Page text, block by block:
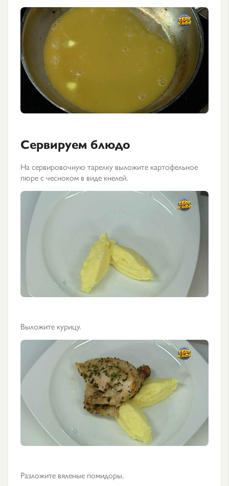
Сервируем блюдо
На сервировочную тарелку выложите картофельное
пюре с чесноком в виде кнелей.
Выложите курицу.
Разложите вяленые помидоры.